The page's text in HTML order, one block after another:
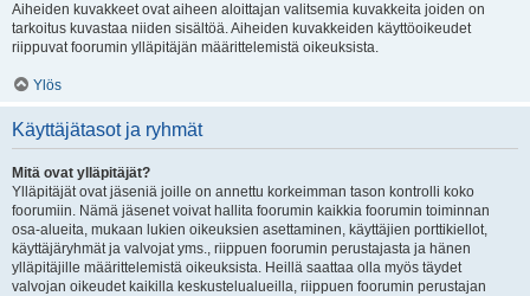
Aiheiden kuvakkeet ovat aiheen aloittajan valitsemia kuvakkeita joiden on
tarkoitus kuvastaa niiden sisältöä. Aiheiden kuvakkeiden käyttöoikeudet
riippuvat foorumin ylläpitäjän määrittelemistä oikeuksista.
Ylös
Käyttäjätasot ja ryhmät
Mitä ovat ylläpitäjät?
Ylläpitäjät ovat jäseniä joille on annettu korkeimman tason kontrolli koko
foorumiin. Nämä jäsenet voivat hallita foorumin kaikkia foorumin toiminnan
osa-alueita, mukaan lukien oikeuksien asettaminen, käyttäjien porttikiellot,
käyttäjäryhmät ja valvojat yms., riippuen foorumin perustajasta ja hänen
ylläpitäjille määrittelemistä oikeuksista. Heillä saattaa olla myös täydet
valvojan oikeudet kaikilla keskustelualueilla, riippuen foorumin perustajan